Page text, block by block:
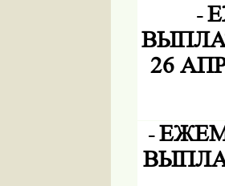
-
26
-